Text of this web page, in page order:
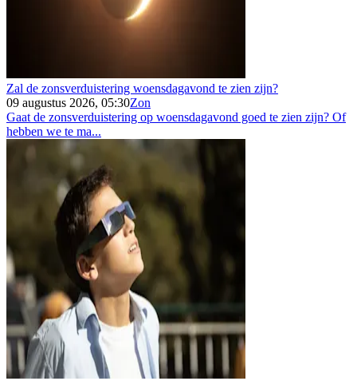
Zal de zonsverduistering woensdagavond te zien zijn?
09 augustus 2026, 05:30Zon
Gaat de zonsverduistering op woensdagavond goed te zien zijn? Of
hebben we te ma...